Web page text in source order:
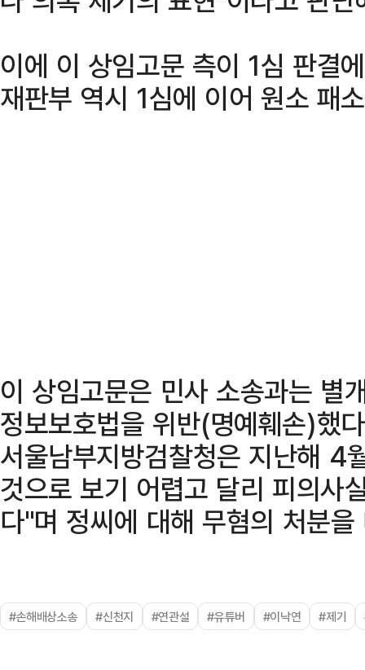
이에 이 상임고문 측이 1심 판결
재판부 역시 1심에 이어 원소 패
이 상임고문은 민사 소송과는 별
정보보호법을 위반(명예훼손)했
서울남부지방검찰청은 지난해 4
것으로 보기 어렵고 달리 피의사
다"며 정씨에 대해 무혐의 처분을
#손해배상소송 #신천지 #연관설 #유튜버 #이낙연 #제기